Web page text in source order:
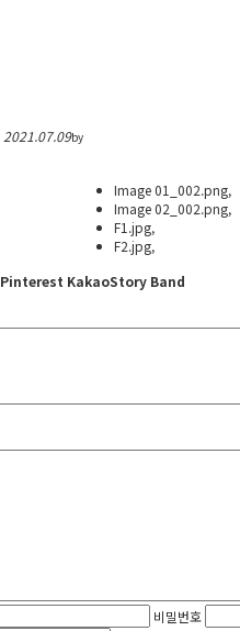
2021.07.09by
Image 01_002.png,
Image 02_002.png,
F1.jpg,
F2.jpg,
Pinterest KakaoStory Band
비밀번호